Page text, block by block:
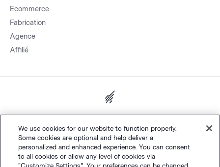
Ecommerce
Fabrication
Agence
Affilié
cookies© Polaris Software, LLC
We use cookies for our website to function properly.
Some cookies are optional and help deliver a
personalized and enhanced experience. You can consent
to all cookies or allow any level of cookies via